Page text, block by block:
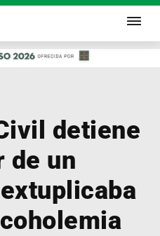
detiene
de un